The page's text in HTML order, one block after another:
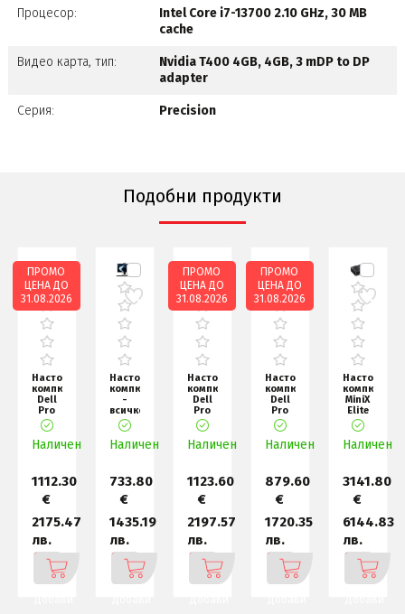
Процесор:
Intel Core i7-13700 2.10 GHz, 30 MB
cache
Видео карта, тип:
Nvidia T400 4GB, 4GB, 3 mDP to DP
adapter
Серия: Precision
Подобни продукти
Настолен
компютър
Dell
Pro
Slim
QCS1255,
AMD
Наличен
1112.30
€
2175.47
лв.
ПРОМО
ЦЕНА ДО
31.08.2026
Настолен
компютър
-
всичко
в
едно
Asus
Наличен
733.80
€
1435.19
лв.
Настолен
компютър
Dell
Pro
Tower
Plus
QBT1250,
Наличен
1123.60
€
2197.57
лв.
ПРОМО
ЦЕНА ДО
31.08.2026
Настолен
компютър
Dell
Pro
Slim
QCS1255,
AMD
Наличен
879.60
€
1720.35
лв.
ПРОМО
ЦЕНА ДО
31.08.2026
Настолен
компютър
MiniX
Elite
ER936-
AI
AMD
Наличен
3141.80
€
6144.83
лв.